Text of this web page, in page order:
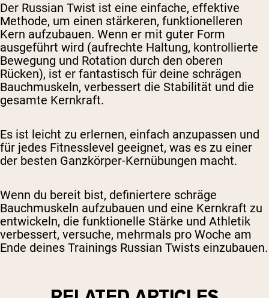
Der Russian Twist ist eine einfache, effektive
Methode, um einen stärkeren, funktionelleren
Kern aufzubauen. Wenn er mit guter Form
ausgeführt wird (aufrechte Haltung, kontrollierte
Bewegung und Rotation durch den oberen
Rücken), ist er fantastisch für deine schrägen
Bauchmuskeln, verbessert die Stabilität und die
gesamte Kernkraft.
Es ist leicht zu erlernen, einfach anzupassen und
für jedes Fitnesslevel geeignet, was es zu einer
der besten Ganzkörper-Kernübungen macht.
Wenn du bereit bist, definiertere schräge
Bauchmuskeln aufzubauen und eine Kernkraft zu
entwickeln, die funktionelle Stärke und Athletik
verbessert, versuche, mehrmals pro Woche am
Ende deines Trainings Russian Twists einzubauen.